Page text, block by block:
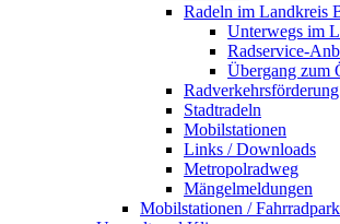
Radeln im Landkreis
Unterwegs im
Radservice-
Übergang zum
Radverkehrsförderung
Stadtradeln
Mobilstationen
Links / Downloads
Metropolradweg
Mängelmeldungen
Mobilstationen /